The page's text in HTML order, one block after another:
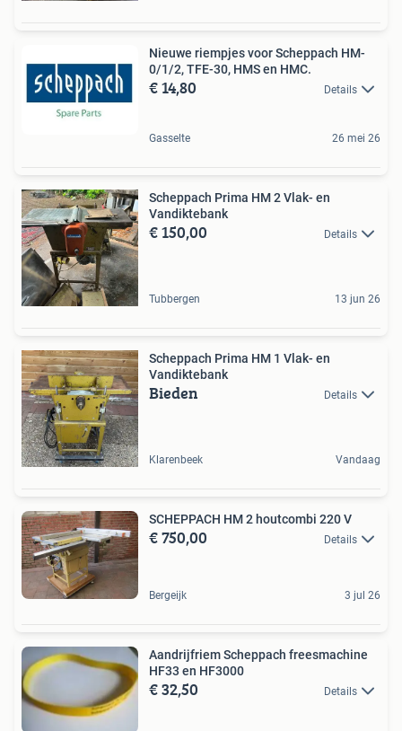
Nieuwe riempjes voor Scheppach HM-
0/1/2, TFE-30, HMS en HMC.
€ 14,80 Details
Gasselte 26 mei 26
Scheppach Prima HM 2 Vlak- en
Vandiktebank
€ 150,00 Details
Tubbergen 13 jun 26
Scheppach Prima HM 1 Vlak- en
Vandiktebank
Bieden Details
Klarenbeek Vandaag
SCHEPPACH HM 2 houtcombi 220 V
€ 750,00 Details
Bergeijk 3 jul 26
Aandrijfriem Scheppach freesmachine
HF33 en HF3000
€ 32,50 Details